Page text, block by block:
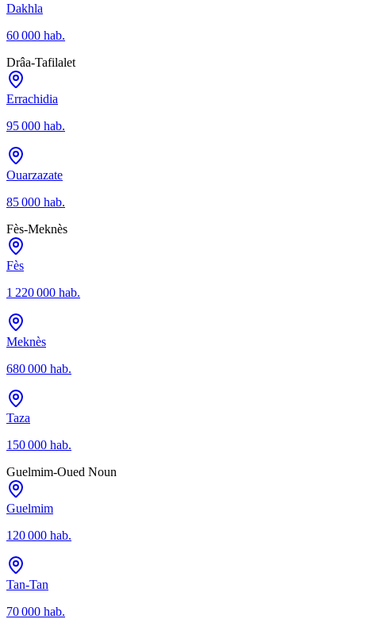
Dakhla
60 000 hab.
Drâa-Tafilalet
Errachidia
95 000 hab.
Ouarzazate
85 000 hab.
Fès-Meknès
Fès
1 220 000 hab.
Meknès
680 000 hab.
Taza
150 000 hab.
Guelmim-Oued Noun
Guelmim
120 000 hab.
Tan-Tan
70 000 hab.